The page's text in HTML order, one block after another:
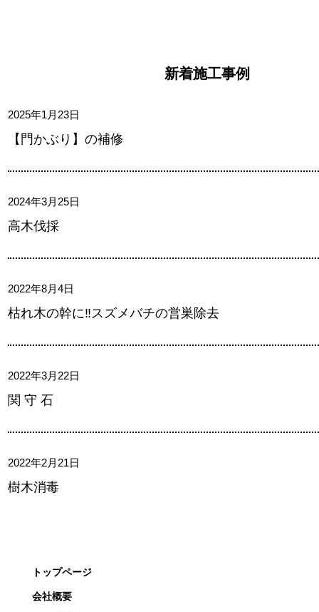
新着施工事例
2025年1月23日
【門かぶり】の補修
2024年3月25日
高木伐採
2022年8月4日
枯れ木の幹に‼スズメバチの営巣除去
2022年3月22日
関 守 石
2022年2月21日
樹木消毒
トップページ
会社概要